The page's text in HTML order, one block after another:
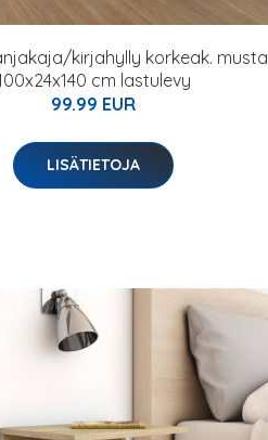
kirjahylly korkeak. musta
cm lastulevy
99.99 EUR
LISÄTIETOJA